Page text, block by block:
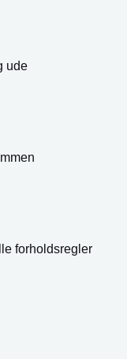
ude
forholdsregler